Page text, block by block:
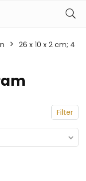
‎26 x 10 x 2 cm; 4
Filter